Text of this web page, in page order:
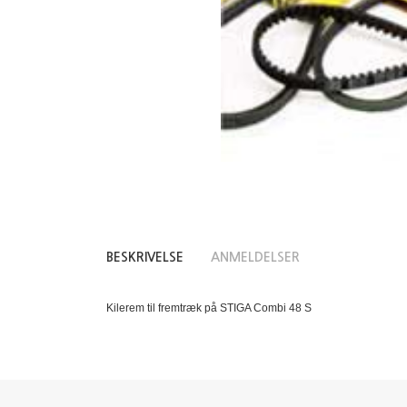
BESKRIVELSE ANMELDELSER
Kilerem til fremtræk på STIGA Combi 48 S